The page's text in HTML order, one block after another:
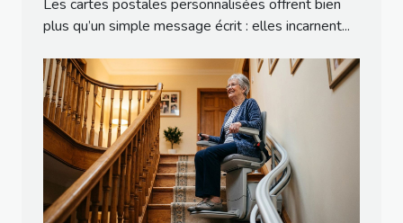
Les cartes postales personnalisées offrent bien
plus qu’un simple message écrit : elles incarnent...